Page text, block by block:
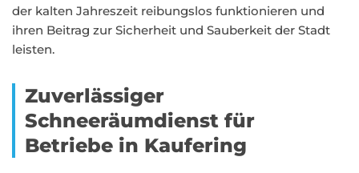
der kalten Jahreszeit reibungslos funktionieren und
ihren Beitrag zur Sicherheit und Sauberkeit der Stadt
leisten.
Zuverlässiger
Schneeräumdienst für
Betriebe in Kaufering